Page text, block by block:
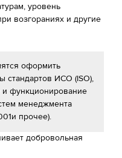
уровень
возгораниях и другие
оформить
стандартов ИСО (ISO),
функционирование
менеджмента
прочее).
добровольная